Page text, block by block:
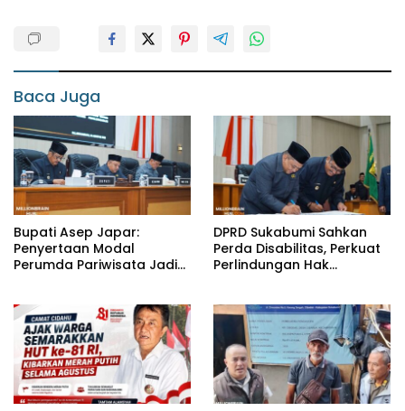
Baca Juga
Bupati Asep Japar:
Penyertaan Modal
Perumda Pariwisata Jadi
DPRD Sukabumi Sahkan
Perda Disabilitas, Perkuat
Perlindungan Hak